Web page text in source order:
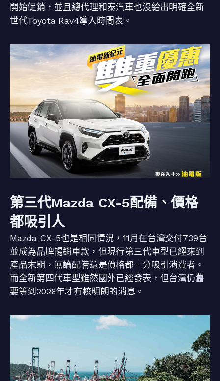
開始促銷，並且總代理和泰汽車也沒給出明確全新
世代Toyota Rav4導入時間表。
第三代Mazda CX-5配備、價格
都吸引人
Mazda CX-5也是相同情況，11月在台灣交付739台
並成為品牌暢銷車款，但現行第三代車型已經來到
產品末期，無論配備還是價格都十分吸引消費者。
而全新第四代車型雖然國外已經發表，但台灣仍舊
要等到2026年才有較明朗的消息。